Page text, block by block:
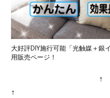
大好評DIY施行可能「光触媒＋銀
用販売ページ！
↑ ↑
↑